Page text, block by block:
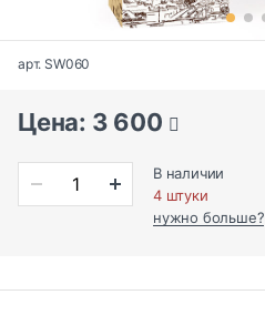
арт. SW060
Цена: 3 600
В наличии
4 штуки
нужно больше?